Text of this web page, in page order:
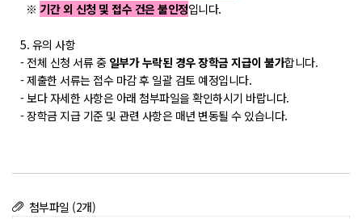
※ 기간 외 신청 및 접수 건은 불인정입니다.
5. 유의 사항
- 전체 신청 서류 중 일부가 누락된 경우 장학금 지급이 불가합니다.
- 제출한 서류는 접수 마감 후 일괄 검토 예정입니다.
- 보다 자세한 사항은 아래 첨부파일을 확인하시기 바랍니다.
- 장학금 지급 기준 및 관련 사항은 매년 변동될 수 있습니다.
첨부파일 (2개)